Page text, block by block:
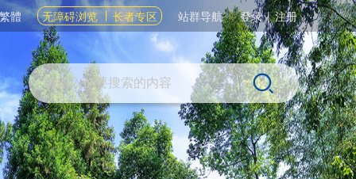
繁體 无障碍浏览 长者专区 站群导航 登录|注册